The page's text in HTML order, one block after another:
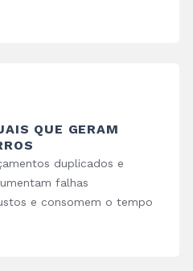
QUE GERAM
duplicados e
falhas
e consomem o tempo